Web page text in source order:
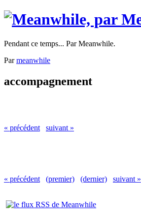
Pendant ce temps... Par Meanwhile.
Parmeanwhile
accompagnement
« précédent suivant »
« précédent (premier) (dernier) suivant »